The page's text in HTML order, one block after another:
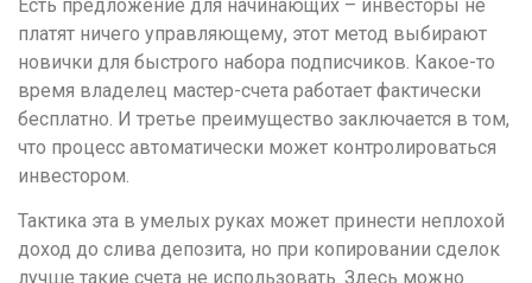
Есть предложение для начинающих – инвесторы не
платят ничего управляющему, этот метод выбирают
новички для быстрого набора подписчиков. Какое-то
время владелец мастер-счета работает фактически
бесплатно. И третье преимущество заключается в том,
что процесс автоматически может контролироваться
инвестором.
Тактика эта в умелых руках может принести неплохой
доход до слива депозита, но при копировании сделок
лучше такие счета не использовать. Здесь можно